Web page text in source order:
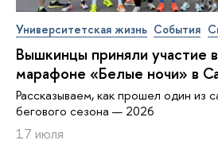
Университетская жизнь События
Вышкинцы приняли участие
марафоне «Белые ночи» в
Рассказываем, как прошел один из
бегового сезона — 2026
17 июля